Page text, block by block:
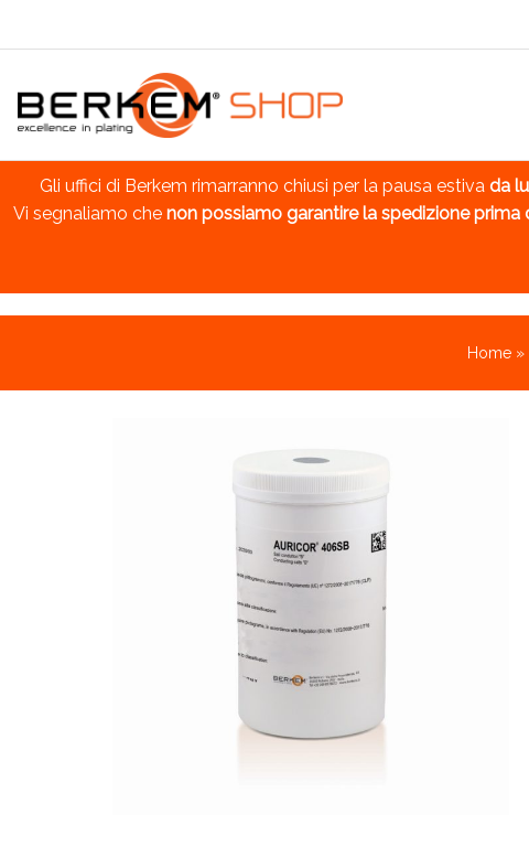
Gli uffici di Berkem rimarranno chiusi per la pausa estiva da
Vi segnaliamo che non possiamo garantire la spedizione prima
Home »